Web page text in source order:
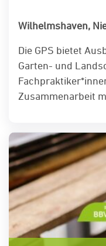
Wilhelmshaven,
Die GPS bietet
Garten- und
Zusammenarbeit